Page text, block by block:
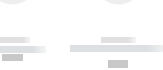
-----------
------------
----------- ----------- ----------